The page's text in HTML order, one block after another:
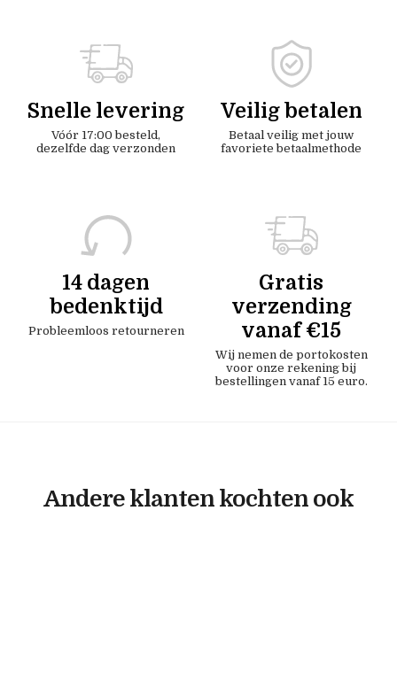
Snelle levering
Vóór 17:00 besteld,
dezelfde dag verzonden
Veilig betalen
Betaal veilig met jouw
favoriete betaalmethode
14 dagen
bedenktijd
Probleemloos retourneren
Gratis
verzending
vanaf €15
Wij nemen de portokosten
voor onze rekening bij
bestellingen vanaf 15 euro.
Andere klanten kochten ook